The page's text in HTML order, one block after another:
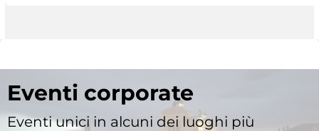
Eventi corporate
Eventi unici in alcuni dei luoghi più